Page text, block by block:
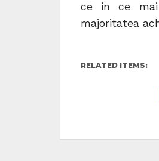
ce in ce mai
majoritatea
RELATED ITEMS: